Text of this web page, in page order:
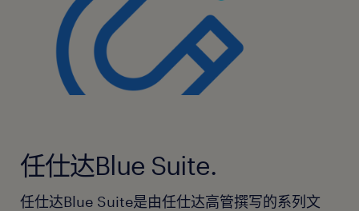
任仕达Blue Suite.
任仕达Blue Suite是由任仕达高管撰写的系列文